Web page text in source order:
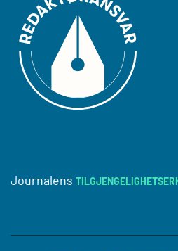
Journalens